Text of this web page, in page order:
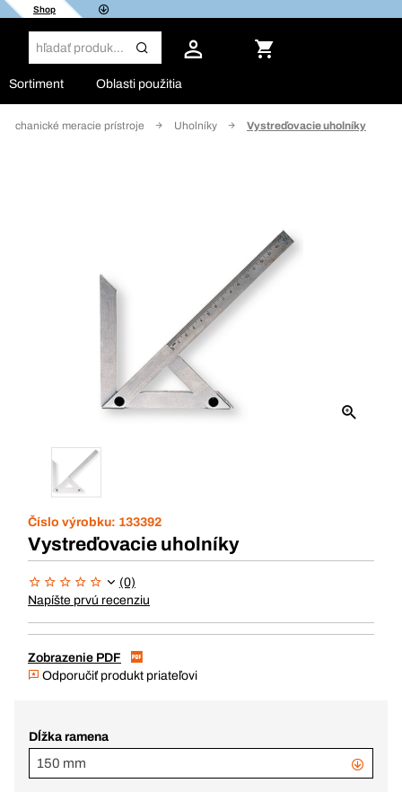
Shop
Sortiment Oblasti použitia
Mechanické meracie prístroje Uholníky Vystreďovacie uholníky
Číslo výrobku: 133392
Vystreďovacie uholníky
(0)
Napíšte prvú recenziu
Zobrazenie PDF
Odporučiť produkt priateľovi
Dĺžka ramena
150 mm